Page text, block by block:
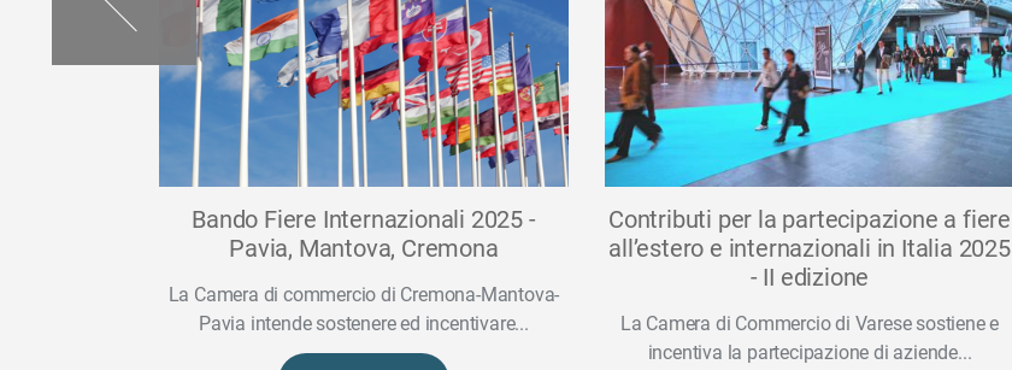
Bando Fiere Internazionali 2025 -
Pavia, Mantova, Cremona
La Camera di commercio di Cremona-Mantova-
Pavia intende sostenere ed incentivare...
Contributi per la partecipazione a fiere
all’estero e internazionali in Italia 2025
- II edizione
La Camera di Commercio di Varese sostiene e
incentiva la partecipazione di aziende...